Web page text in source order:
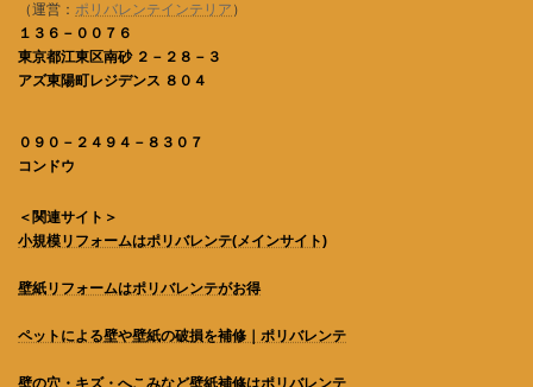
（運営： ポリバレンテインテリア ）
１３６－００７６
東京都江東区南砂 ２－２８－３
アズ東陽町レジデンス ８０４
０９０－２４９４－８３０７
コンドウ
＜関連サイト＞
小規模リフォームはポリバレンテ(メインサイト)
壁紙リフォームはポリバレンテがお得
ペットによる壁や壁紙の破損を補修｜ポリバレンテ